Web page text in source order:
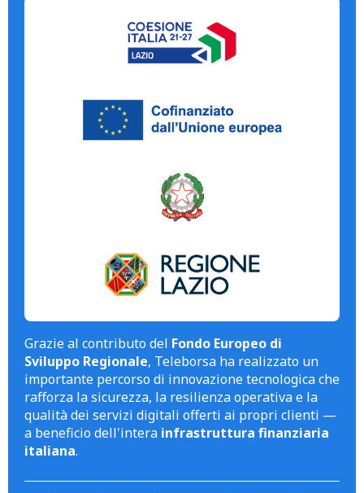
Grazie al contributo del Fondo Europeo di
Sviluppo Regionale, Teleborsa ha realizzato un
importante percorso di innovazione tecnologica che
rafforza la sicurezza, la resilienza operativa e la
qualità dei servizi digitali offerti ai propri clienti —
a beneficio dell'intera infrastruttura finanziaria
italiana.